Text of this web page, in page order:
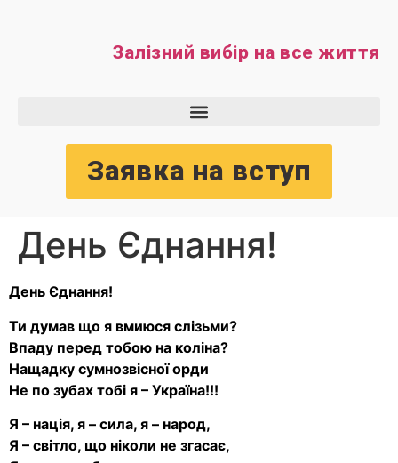
Залізний вибір на все життя
Заявка на вступ
День Єднання!
День Єднання!
Ти думав що я вмиюся слізьми?
Впаду перед тобою на коліна?
Нащадку сумнозвісної орди
Не по зубах тобі я – Україна!!!
Я – нація, я – сила, я – народ,
Я – світло, що ніколи не згасає,